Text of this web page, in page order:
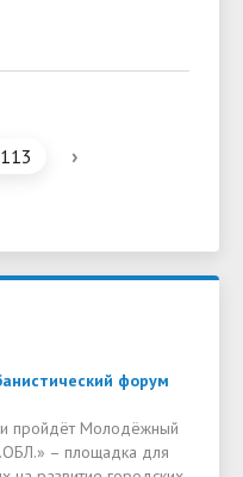
113 ›
форум
пройдёт Молодёжный
– площадка для